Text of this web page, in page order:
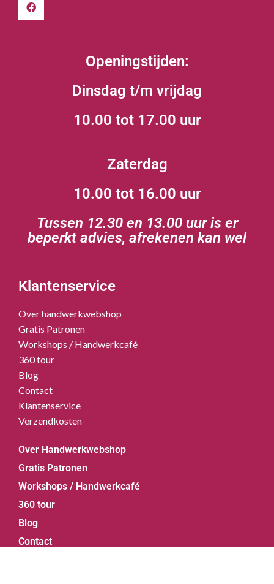
Openingstijden:
Dinsdag t/m vrijdag
10.00 tot 17.00 uur
Zaterdag
10.00 tot 16.00 uur
Tussen 12.30 en 13.00 uur is er
beperkt advies, afrekenen kan wel
Klantenservice
Over handwerkwebshop
Gratis Patronen
Workshops / Handwerkcafé
360 tour
Blog
Contact
Klantenservice
Verzendkosten
Over Handwerkwebshop
Gratis Patronen
Workshops / Handwerkcafé
360 tour
Blog
Contact